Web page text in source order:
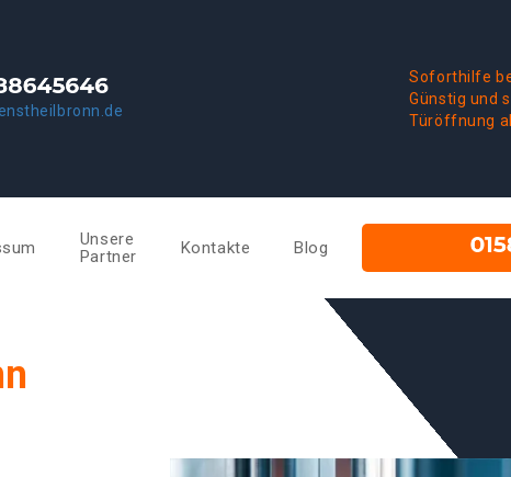
Soforthilfe
Günstig und
Türöffnung
Unsere
Partner
Kontakte Blog